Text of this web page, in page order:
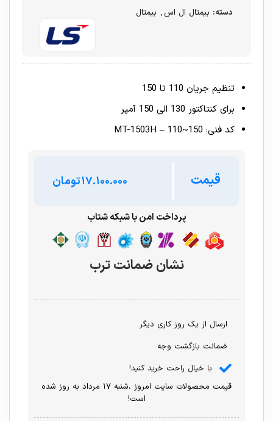
دسته: بیمتال ال اس , بیمتال
تنظیم جریان 110 تا 150
برای کنتاکتور 130 الی 150 آمپر
کد فنی: MT-1503H – 110~150
قیمت تومان
پرداخت امن با شبکه شتاب
نشان ضمانت ترب
ارسال از یک روز کاری دیگر
ضمانت بازگشت وجه
با خیال راحت خرید کنید!
قیمت محصولات سایت امروز ،شنبه ۱۷ مرداد به روز شده
است!